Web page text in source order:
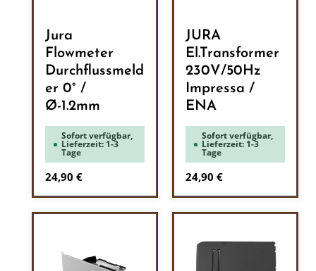
Jura
Flowmeter
Durchflussmeld
er 0° /
Ø-1.2mm
Sofort verfügbar,
Lieferzeit: 1-3
Tage
Regulärer Preis:
24,90 €
JURA
El.Transformer
230V/50Hz
Impressa /
ENA
Sofort verfügbar,
Lieferzeit: 1-3
Tage
Regulärer Preis:
24,90 €